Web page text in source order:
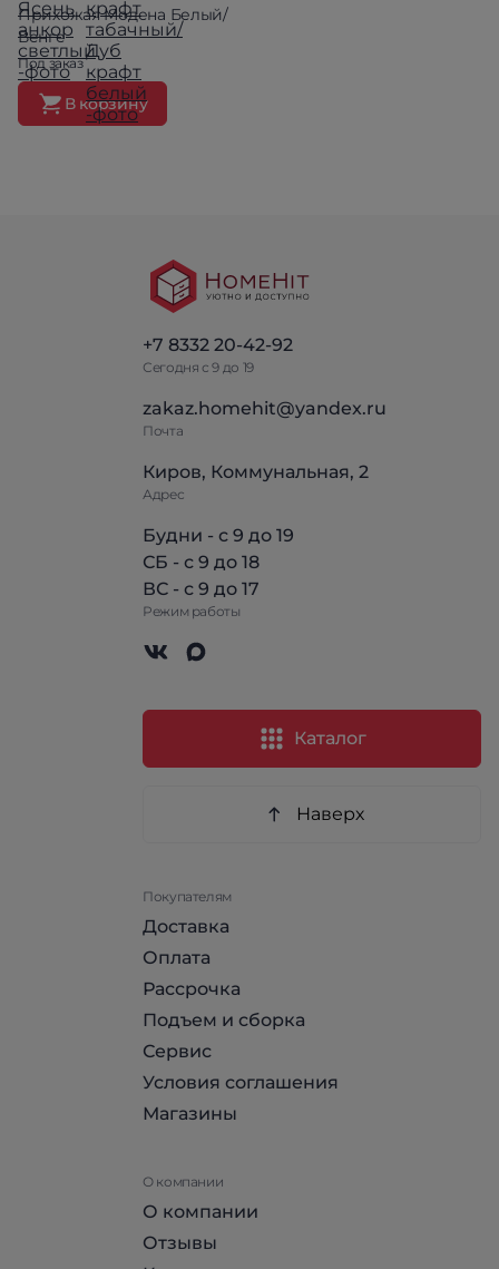
Прихожая Модена Белый/
Венге
Под заказ
В корзину
+7 8332 20-42-92
Сегодня с 9 до 19
zakaz.homehit@yandex.ru
Почта
Киров, Коммунальная, 2
Адрес
Будни - с 9 до 19
СБ - с 9 до 18
ВС - с 9 до 17
Режим работы
Каталог
Наверх
Покупателям
Доставка
Оплата
Рассрочка
Подъем и сборка
Сервис
Условия соглашения
Магазины
О компании
О компании
Отзывы